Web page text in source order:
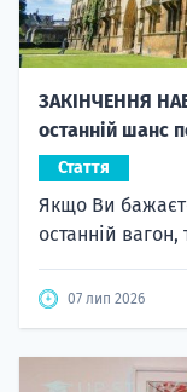
ЗАКІНЧЕННЯ
останній шанс
Стаття
Якщо Ви
останній
07 лип 2026